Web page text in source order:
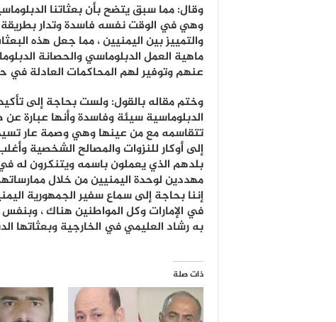
وقال: مما سبق يتضح بأن بعثاتنا
وهي في الوقت نفسه فاسدة وتدار
والتمييز بين اليمنيين ، مما جعل هذه
ماهية العمل الدبلوماسي والحصانة
عنهم وتوفير لهم المحاكمات العادلة في
وختم مقاله بالقول: ولست بحاجة إلى تأكيد
الدبلوماسية سيئة وفاسدة وأنها عبارة
تتقاسمه مع من عينها وهي وصمة عار
إلى أوكار للنزوات والمصالح الشخصية
بلدهم الذي يعملون باسمه ويتنكرون له
مهددين لوحدة اليمنيين من خلال
إننا بحاجة إلى سماع سفير الجمهورية
في الإمارات وكل المواطنين هناك ،
به رشاد العليمي في الخارجية وبعثاتها
ذات صلة